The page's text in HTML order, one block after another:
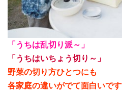
「うちは乱切り派～」
「うちはいちょう切り～」
野菜の切り方ひとつにも
各家庭の違いがでて面白いです